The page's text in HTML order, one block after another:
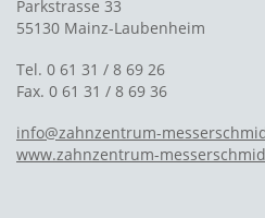
Parkstrasse 33
55130 Mainz-Laubenheim
Tel. 0 61 31 / 8 69 26
Fax. 0 61 31 / 8 69 36
info@zahnzentrum-
www.zahnzentrum-